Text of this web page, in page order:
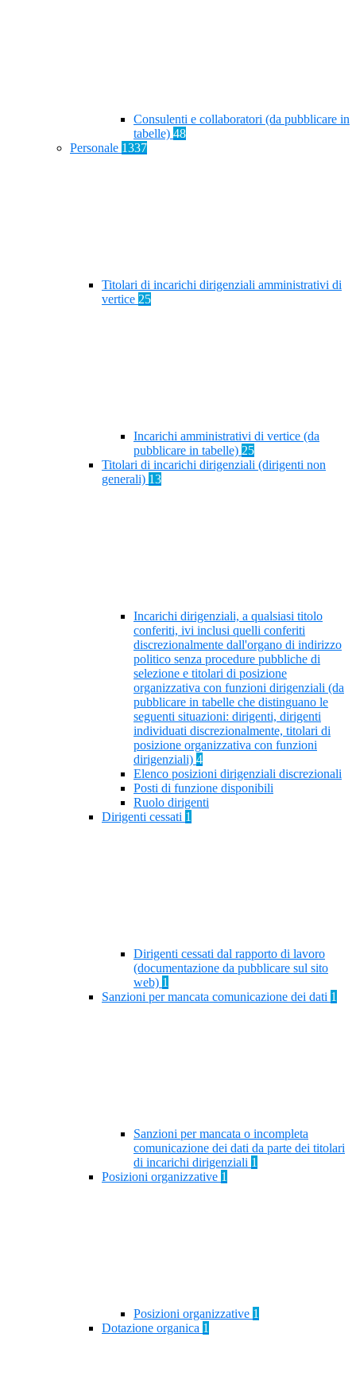
Consulenti e collaboratori (da pubblicare in
tabelle) 48
Personale 1337
Titolari di incarichi dirigenziali amministrativi di
vertice 25
Incarichi amministrativi di vertice (da
pubblicare in tabelle) 25
Titolari di incarichi dirigenziali (dirigenti non
generali) 13
Incarichi dirigenziali, a qualsiasi titolo
conferiti, ivi inclusi quelli conferiti
discrezionalmente dall'organo di indirizzo
politico senza procedure pubbliche di
selezione e titolari di posizione
organizzativa con funzioni dirigenziali (da
pubblicare in tabelle che distinguano le
seguenti situazioni: dirigenti, dirigenti
individuati discrezionalmente, titolari di
posizione organizzativa con funzioni
dirigenziali) 4
Elenco posizioni dirigenziali discrezionali
Posti di funzione disponibili
Ruolo dirigenti
Dirigenti cessati 1
Dirigenti cessati dal rapporto di lavoro
(documentazione da pubblicare sul sito
web) 1
Sanzioni per mancata comunicazione dei dati 1
Sanzioni per mancata o incompleta
comunicazione dei dati da parte dei titolari
di incarichi dirigenziali 1
Posizioni organizzative 1
Posizioni organizzative 1
Dotazione organica 1